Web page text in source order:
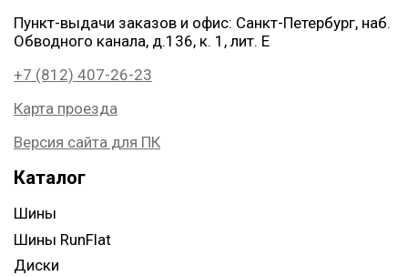
Пункт-выдачи заказов и офис: Санкт-Петербург, наб.
Обводного канала, д.136, к. 1, лит. Е
+7 (812) 407-26-23
Карта проезда
Версия сайта для ПК
Каталог
Шины
Шины RunFlat
Диски